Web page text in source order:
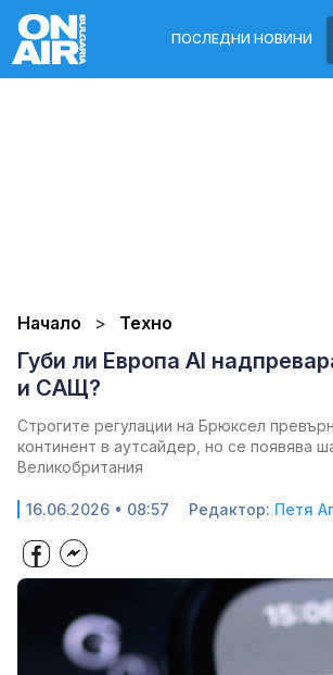
ПОСЛЕДНИ НОВИНИ
Начало Техно
Губи ли Европа AI
и САЩ?
Строгите регулации на Брюксел
континент в аутсайдер, но се появява
Великобритания
16.06.2026 • 08:57 Редактор: Петя